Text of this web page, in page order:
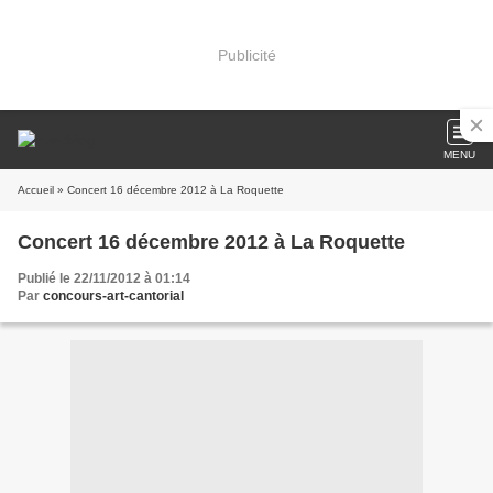
Publicité
MENU
Accueil » Concert 16 décembre 2012 à La Roquette
Concert 16 décembre 2012 à La Roquette
Publié le 22/11/2012 à 01:14
Par concours-art-cantorial